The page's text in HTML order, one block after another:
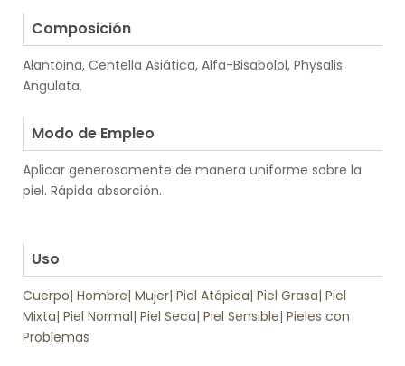
Composición
Alantoina, Centella Asiática, Alfa-Bisabolol, Physalis
Angulata.
Modo de Empleo
Aplicar generosamente de manera uniforme sobre la
piel. Rápida absorción.
Uso
Cuerpo| Hombre| Mujer| Piel Atópica| Piel Grasa| Piel
Mixta| Piel Normal| Piel Seca| Piel Sensible| Pieles con
Problemas